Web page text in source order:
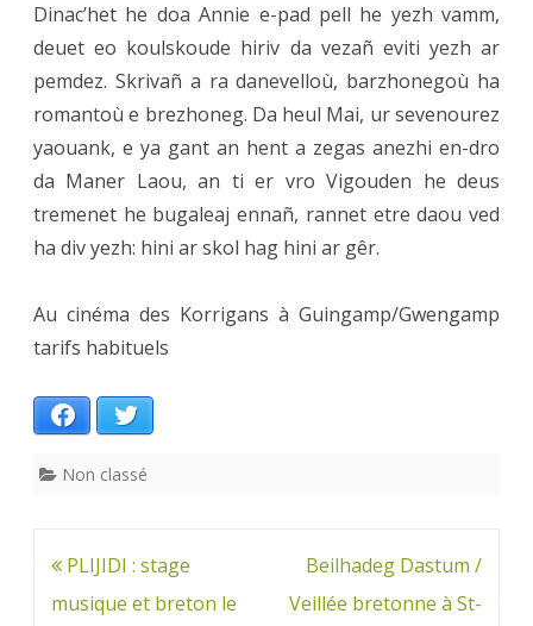
Dinac’het he doa Annie e-pad pell he yezh vamm,
deuet eo koulskoude hiriv da vezañ eviti yezh ar
pemdez. Skrivañ a ra danevelloù, barzhonegoù ha
romantoù e brezhoneg. Da heul Mai, ur sevenourez
yaouank, e ya gant an hent a zegas anezhi en-dro
da Maner Laou, an ti er vro Vigouden he deus
tremenet he bugaleaj ennañ, rannet etre daou ved
ha div yezh: hini ar skol hag hini ar gêr.
Au cinéma des Korrigans à Guingamp/Gwengamp
tarifs habituels
Facebook
Non classé
Navigation
de
PLIJIDI : stage
musique et breton le
Beilhadeg Dastum /
Veillée bretonne à St-